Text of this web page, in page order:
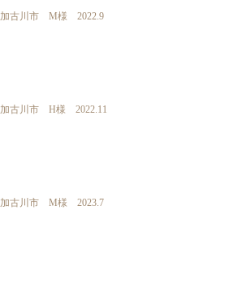
加古川市 M様 2022.9
加古川市 H様 2022.11
加古川市 M様 2023.7